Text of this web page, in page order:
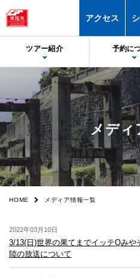
ツアー紹介
出港・帰港時間
受付場所
料金
軍艦島デジタルミュージア
船舶
上陸の様子
周遊の様子
予約に
予約について
予約特典・サービス
注意事項
誓約書
カスタマーハラスメントに
キャンセル
障害者割引
上陸基準
上陸不可時
欠航時
上陸率
アクセス
メディ
HOME メディア情報一覧
2022年03月10日
3/13(日)世界の果てまでイッテQみ
陸の放送について